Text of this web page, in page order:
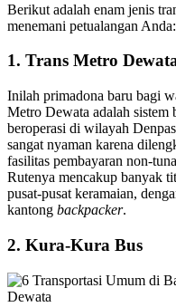
Berikut adalah enam jenis
menemani petualangan Anda:
1. Trans Metro
Inilah primadona baru bagi
Metro Dewata adalah sistem
beroperasi di wilayah
sangat nyaman karena
fasilitas pembayaran non-
Rutenya mencakup banyak
pusat-pusat keramaian,
kantong backpacker.
2. Kura-Kura Bus